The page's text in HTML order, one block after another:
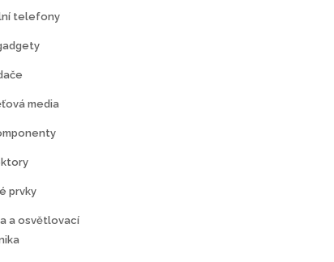
telefony
media
prvky
a osvětlovací